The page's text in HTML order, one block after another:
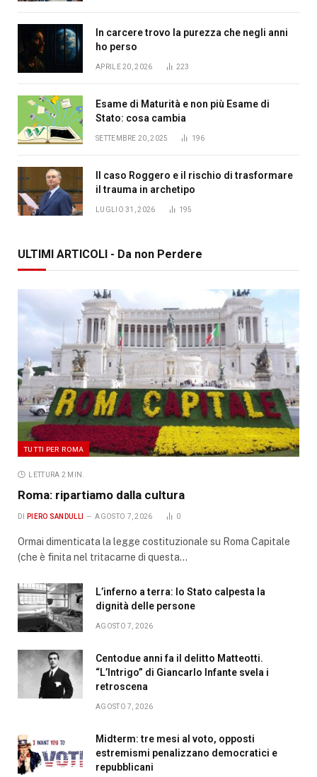
In carcere trovo la purezza che negli anni
ho perso
APRILE 20, 2026 223
Esame di Maturità e non più Esame di
Stato: cosa cambia
SETTEMBRE 20, 2025 196
Il caso Roggero e il rischio di trasformare
il trauma in archetipo
LUGLIO 31, 2026 195
ULTIMI ARTICOLI - Da non Perdere
TUTTI PER ROMA
LETTURA 2 MIN.
Roma: ripartiamo dalla cultura
DI PIERO SANDULLI AGOSTO 7, 2026 0
Ormai dimenticata la legge costituzionale su Roma Capitale
(che è finita nel tritacarne di questa…
L’inferno a terra: lo Stato calpesta la
dignità delle persone
AGOSTO 7, 2026
Centodue anni fa il delitto Matteotti.
“L’Intrigo” di Giancarlo Infante svela i
retroscena
AGOSTO 7, 2026
Midterm: tre mesi al voto, opposti
estremismi penalizzano democratici e
repubblicani